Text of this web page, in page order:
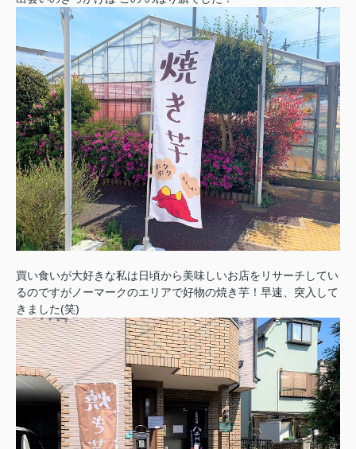
買い食いが大好きな私は日頃から美味しいお店をリサーチしてい
るのですがノーマークのエリアで好物の焼き芋！早速、突入して
きました(笑)